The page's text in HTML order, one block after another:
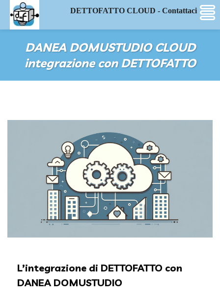
DANEA DOMUSTUDIO CLOUD
integrazione con DETTOFATTO
L’integrazione di DETTOFATTO con
DANEA DOMUSTUDIO
DETTOFATTO CLOUD - Contattaci